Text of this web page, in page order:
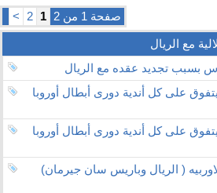
صفحة 1 من 2 1
2
>
مع الريال
تجديد عقده مع الريال
على كل أندية دورى أبطال أوروبا
على كل أندية دورى أبطال أوروبا
( الريال وباريس سان جيرمان)